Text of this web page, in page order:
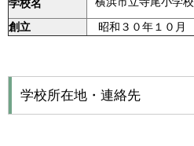
学校名
創立
昭和３０年１０月
学校所在地・連絡先